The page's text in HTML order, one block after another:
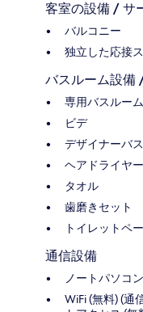
客室の設備 / サ
バルコニー
独立した応接
バスルーム設備
専用バスルーム
ビデ
デザイナーバ
ヘアドライヤー
タオル
歯磨きセット
トイレットペ
通信設備
ノートパソコ
WiFi (無料) (通